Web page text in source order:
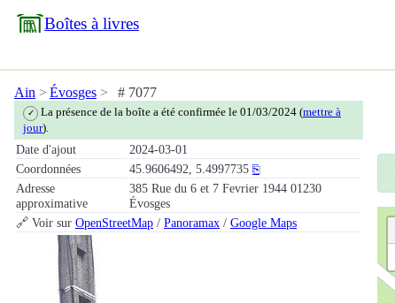
Boîtes à livres
Ain Évosges # 7077
✓ La présence de la boîte a été confirmée le 01/03/2024 (mettre à
jour).
Date d'ajout
2024-03-01
Coordonnées
45.9606492, 5.4997735 ⎘
Adresse
approximative
385 Rue du 6 et 7 Fevrier 1944 01230
Évosges
🔗 Voir sur OpenStreetMap / Panoramax / Google Maps